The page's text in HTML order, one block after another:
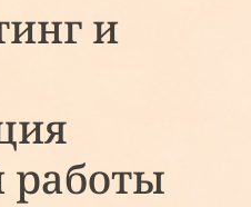
и
работы